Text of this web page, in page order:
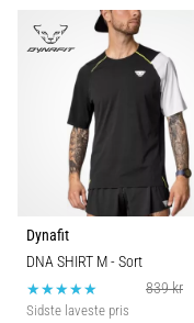
Dynafit
DNA SHIRT M- Sort
839 kr
Sidste laveste pris